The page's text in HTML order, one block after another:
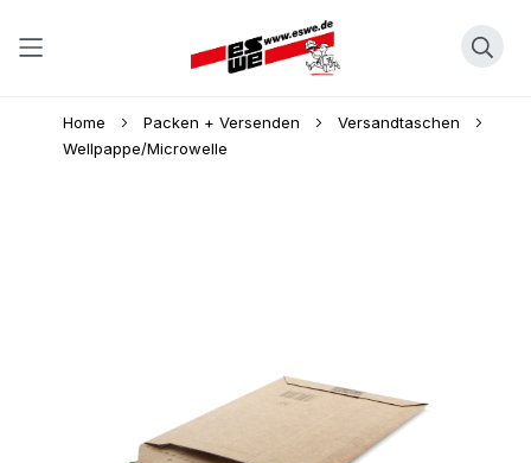
Home Packen + Versenden
Versandtaschen
Wellpappe/Microwelle